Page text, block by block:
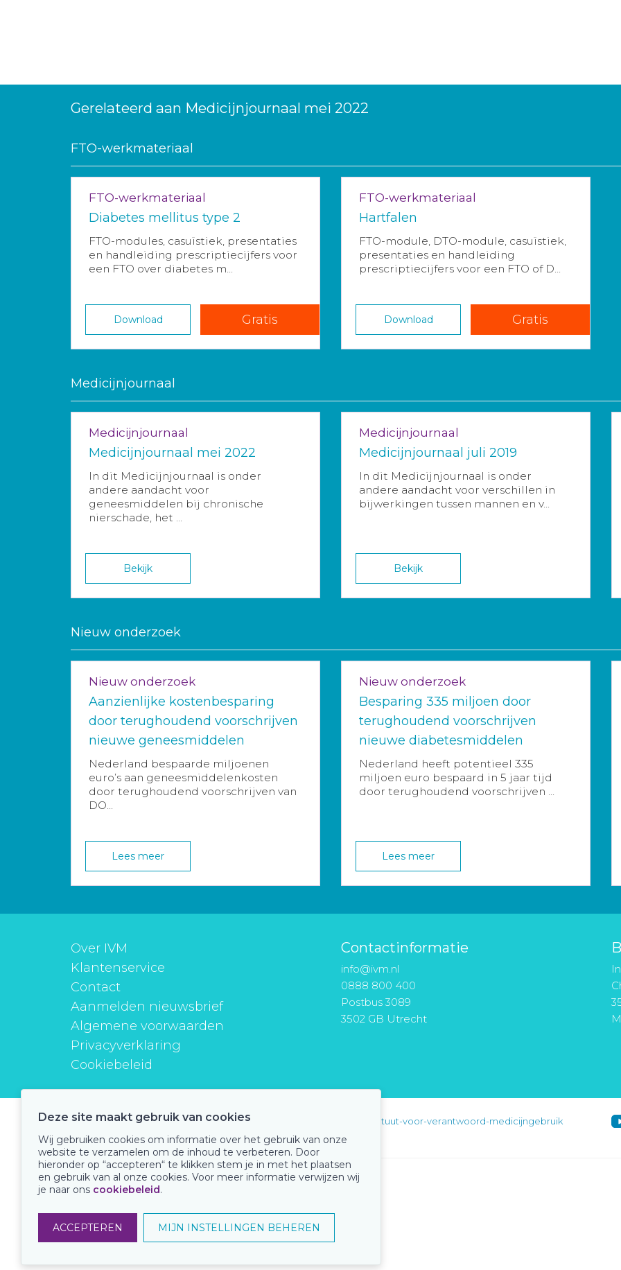
Gerelateerd aan Medicijnjournaal mei 2022
FTO-werkmateriaal
FTO-werkmateriaal
Diabetes mellitus type 2
FTO-modules, casuïstiek, presentaties
en handleiding prescriptiecijfers voor
een FTO over diabetes m...
Download Gratis
FTO-werkmateriaal
Hartfalen
FTO-module, DTO-module, casuïstiek,
presentaties en handleiding
prescriptiecijfers voor een FTO of D...
Download Gratis
Medicijnjournaal
Medicijnjournaal
Medicijnjournaal mei 2022
In dit Medicijnjournaal is onder
andere aandacht voor
geneesmiddelen bij chronische
nierschade, het ...
Bekijk
Medicijnjournaal
Medicijnjournaal juli 2019
In dit Medicijnjournaal is onder
andere aandacht voor verschillen in
bijwerkingen tussen mannen en v...
Bekijk
Nieuw onderzoek
Nieuw onderzoek
Aanzienlijke kostenbesparing
door terughoudend voorschrijven
nieuwe geneesmiddelen
Nederland bespaarde miljoenen
euro’s aan geneesmiddelenkosten
door terughoudend voorschrijven van
DO...
Lees meer
Nieuw onderzoek
Besparing 335 miljoen door
terughoudend voorschrijven
nieuwe diabetesmiddelen
Nederland heeft potentieel 335
miljoen euro bespaard in 5 jaar tijd
door terughoudend voorschrijven ...
Lees meer
Over IVM
Klantenservice
Contact
Aanmelden nieuwsbrief
Algemene voorwaarden
Privacyverklaring
Cookiebeleid
Contactinformatie
info@ivm.nl
0888 800 400
Postbus 3089
3502 GB Utrecht
instituutverantwoordmedicijngebruik instituut-voor-verantwoord-medicijngebruik
Onze keurmerken
Deze site maakt gebruik van cookies
Wij gebruiken cookies om informatie over het gebruik van onze
website te verzamelen om de inhoud te verbeteren. Door
hieronder op “accepteren“ te klikken stem je in met het plaatsen
en gebruik van al onze cookies. Voor meer informatie verwijzen wij
je naar ons cookiebeleid.
ACCEPTEREN MIJN INSTELLINGEN BEHEREN